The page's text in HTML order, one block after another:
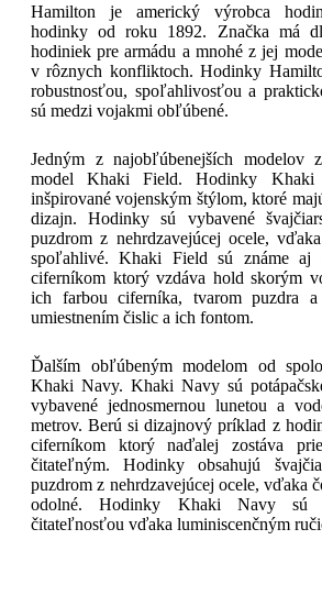
Hamilton je americký výrobca
hodinky od roku 1892. Značka má
hodiniek pre armádu a mnohé z jej
v rôznych konfliktoch. Hodinky
robustnosťou, spoľahlivosťou a
sú medzi vojakmi obľúbené.
Jedným z najobľúbenejších modelov
model Khaki Field. Hodinky
inšpirované vojenským štýlom, ktoré
dizajn. Hodinky sú vybavené
puzdrom z nehrdzavejúcej ocele,
spoľahlivé. Khaki Field sú známe aj
ciferníkom ktorý vzdáva hold skorým
ich farbou ciferníka, tvarom puzdra
umiestnením čislic a ich fontom.
Ďalším obľúbeným modelom od
Khaki Navy. Khaki Navy sú
vybavené jednosmernou lunetou a
metrov. Berú si dizajnový príklad z
ciferníkom ktorý naďalej zostáva
čitateľným. Hodinky obsahujú
puzdrom z nehrdzavejúcej ocele, vďaka
odolné. Hodinky Khaki Navy sú
čitateľnosťou vďaka luminiscenčným